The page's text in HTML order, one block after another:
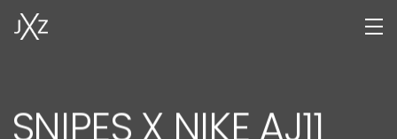
Leistungen
SNIPES X NIKE AJ11